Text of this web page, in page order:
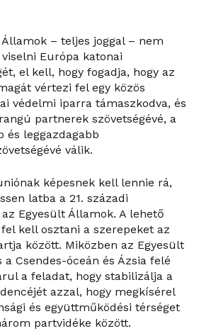
– teljes joggal – nem
Európa katonai
el kell, hogy fogadja, hogy az
vértezi fel egy közös
védelmi iparra támaszkodva, és
partnerek szövetségévé, a
és leggazdagabb
válik.
képesnek kell lennie rá,
latba a 21. századi
Egyesült Államok. A lehető
kell osztani a szerepeket az
között. Miközben az Egyesült
Csendes-óceán és Ázsia felé
a feladat, hogy stabilizálja a
azzal, hogy megkísérel
és együttműködési térséget
partvidéke között.